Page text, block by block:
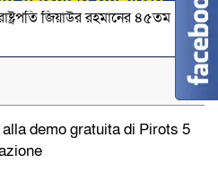
জিয়াউর রহমানের ৪৫তম
demo gratuita di Pirots 5